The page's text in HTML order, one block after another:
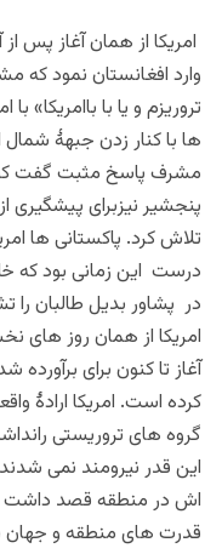
امریکا از همان آغاز پس
وارد افغانستان نمود که
تروریزم و یا با
ها با کنار زدن جبهۀ
مشرف پاسخ مثبت گفت
پنجشیر نیزبرای
تلاش کرد. پاکستانی ها
درست این زمانی بود که
در پشاور بدیل طالبان
امریکا از همان روز های
آغاز تا کنون برای
کرده است. امریکا ارادۀ
گروه های تروریستی
این قدر نیرومند نمی
اش در منطقه قصد داشت
قدرت های منطقه و جهان